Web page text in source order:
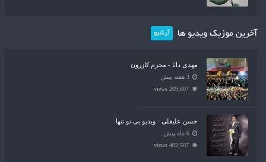
آخرین موزیک ویدیو ها آرشیو
مهدی دانا - محرم کازرون
3 هفته پیش
209,607 views
حسن علیقلی - ویدیو بی تو تنها
6 ماه پیش
402,507 views